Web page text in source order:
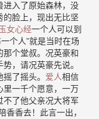
进入了原始森林，没
的脸上，现出无比坚
女心经一个人可以到
个人”就是当时在场
那个堂叔。况英豪和
，请况英豪先说。
了摇头。 爱人相信
里一千个愿意，一万
不了他父亲况大将军
陪香香去！此言一出，